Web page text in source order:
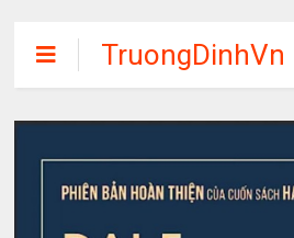
TruongDinhVn
Chia sẽ ebook,
các khóa học,
phần mềm học
tập miễn phí